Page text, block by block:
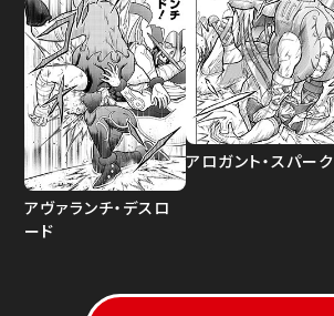
アヴァランチ・デスロ
ード
アロガント・スパーク